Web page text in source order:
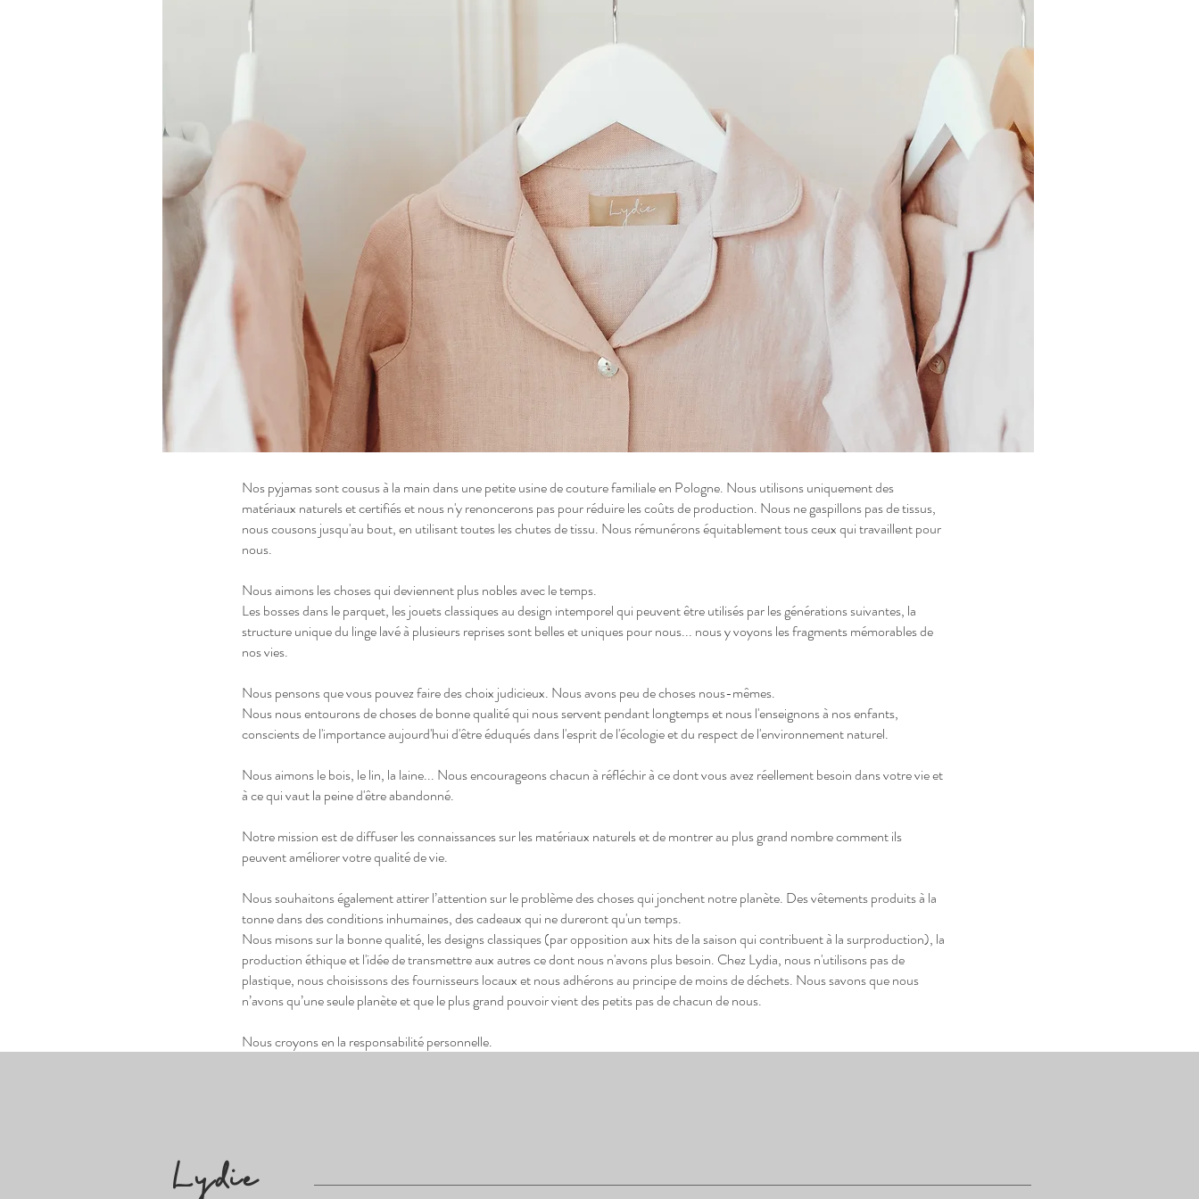
​Nos pyjamas sont cousus à la main dans une petite usine de couture familiale en Pologne. Nous utilisons uniquement des
matériaux naturels et certifiés et nous n'y renoncerons pas pour réduire les coûts de production. Nous ne gaspillons pas de tissus,
nous cousons jusqu'au bout, en utilisant toutes les chutes de tissu. Nous rémunérons équitablement tous ceux qui travaillent pour
nous.
Nous aimons les choses qui deviennent plus nobles avec le temps.
Les bosses dans le parquet, les jouets classiques au design intemporel qui peuvent être utilisés par les générations suivantes, la
structure unique du linge lavé à plusieurs reprises sont belles et uniques pour nous... nous y voyons les fragments mémorables de
nos vies.
Nous pensons que vous pouvez faire des choix judicieux. Nous avons peu de choses nous-mêmes.
Nous nous entourons de choses de bonne qualité qui nous servent pendant longtemps et nous l'enseignons à nos enfants,
conscients de l'importance aujourd'hui d'être éduqués dans l'esprit de l'écologie et du respect de l'environnement naturel.
Nous aimons le bois, le lin, la laine... Nous encourageons chacun à réfléchir à ce dont vous avez réellement besoin dans votre vie et
à ce qui vaut la peine d'être abandonné.
Notre mission est de diffuser les connaissances sur les matériaux naturels et de montrer au plus grand nombre comment ils
peuvent améliorer votre qualité de vie.
Nous souhaitons également attirer l’attention sur le problème des choses qui jonchent notre planète. Des vêtements produits à la
tonne dans des conditions inhumaines, des cadeaux qui ne dureront qu'un temps.
Nous misons sur la bonne qualité, les designs classiques (par opposition aux hits de la saison qui contribuent à la surproduction), la
production éthique et l'idée de transmettre aux autres ce dont nous n'avons plus besoin. Chez Lydia, nous n'utilisons pas de
plastique, nous choisissons des fournisseurs locaux et nous adhérons au principe de moins de déchets. Nous savons que nous
n’avons qu’une seule planète et que le plus grand pouvoir vient des petits pas de chacun de nous.
Nous croyons en la responsabilité personnelle.
Lydie